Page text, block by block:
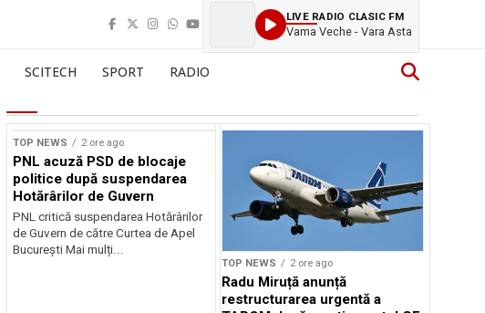
LIVE RADIO CLASIC FM
Vama Veche - Vara Asta
SCITECH SPORT RADIO
TOP NEWS 2 ore ago
PNL acuză PSD de blocaje
politice după suspendarea
Hotărârilor de Guvern
PNL critică suspendarea Hotărârilor
de Guvern de către Curtea de Apel
București Mai mulți...
TOP NEWS 2 ore ago
Radu Miruță anunță
restructurarea urgentă a